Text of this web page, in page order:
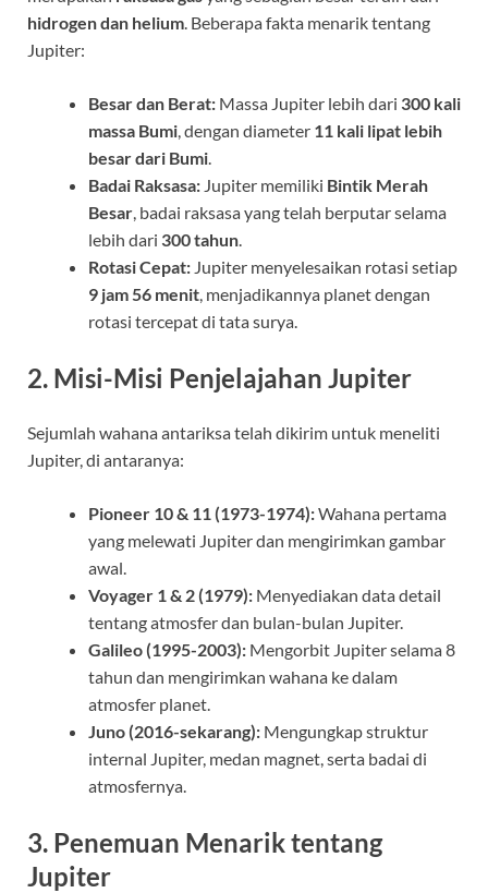
hidrogen dan helium. Beberapa fakta menarik tentang
Jupiter:
Besar dan Berat: Massa Jupiter lebih dari 300 kali
massa Bumi, dengan diameter 11 kali lipat lebih
besar dari Bumi.
Badai Raksasa: Jupiter memiliki Bintik Merah
Besar, badai raksasa yang telah berputar selama
lebih dari 300 tahun.
Rotasi Cepat: Jupiter menyelesaikan rotasi setiap
9 jam 56 menit, menjadikannya planet dengan
rotasi tercepat di tata surya.
2. Misi-Misi Penjelajahan Jupiter
Sejumlah wahana antariksa telah dikirim untuk meneliti
Jupiter, di antaranya:
Pioneer 10 & 11 (1973-1974):Wahana pertama
yang melewati Jupiter dan mengirimkan gambar
awal.
Voyager 1 & 2 (1979): Menyediakan data detail
tentang atmosfer dan bulan-bulan Jupiter.
Galileo (1995-2003): Mengorbit Jupiter selama 8
tahun dan mengirimkan wahana ke dalam
atmosfer planet.
Juno (2016-sekarang): Mengungkap struktur
internal Jupiter, medan magnet, serta badai di
atmosfernya.
3. Penemuan Menarik tentang
Jupiter